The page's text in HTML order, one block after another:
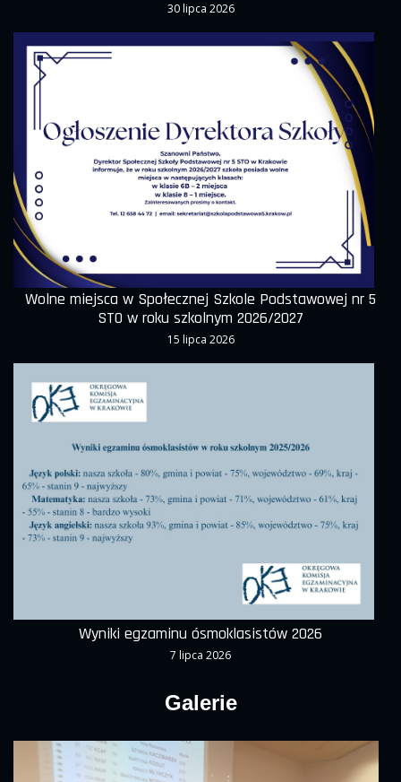
30 lipca 2026
Wolne miejsca w Społecznej Szkole Podstawowej nr 5
STO w roku szkolnym 2026/2027
15 lipca 2026
Wyniki egzaminu ósmoklasistów 2026
7 lipca 2026
Galerie